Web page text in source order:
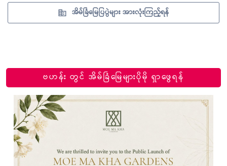
အိမ်ခြံမြေပြပွဲများ အားလုံးကြည့်ရန်
ဗဟန်း တွင် အိမ်ခြံမြေများပိုမို ရှာဖွေရန်